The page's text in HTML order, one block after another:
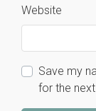
Website
Save my
for the